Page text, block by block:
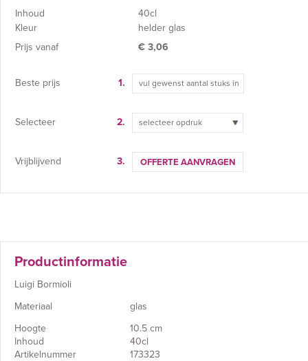
Inhoud
40cl
Kleur
helder glas
Prijs vanaf
€ 3,06
Beste prijs 1.
Selecteer 2. selecteer opdruk
Vrijblijvend 3. OFFERTE AANVRAGEN
Productinformatie
Luigi Bormioli
Materiaal
glas
Hoogte
10.5 cm
Inhoud
40cl
Artikelnummer
173323